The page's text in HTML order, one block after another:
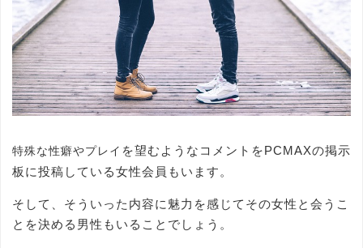
特殊な性癖やプレイ を望むようなコメントをPCMAXの掲示
板に投稿している女性会員もいます。
そして、そういった内容に魅力を感じてその女性と会うこ
とを決める男性もいることでしょう。